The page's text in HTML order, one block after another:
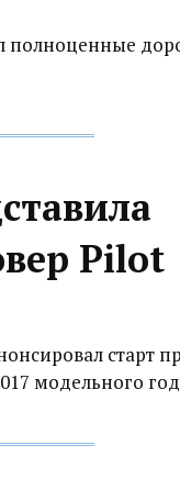
полноценные
Pilot
старт
модельного